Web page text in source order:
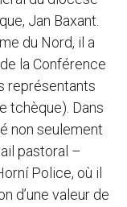
Jan Baxant.
du Nord, il a
la Conférence
représentants
tchèque). Dans
non seulement
pastoral –
Police, où il
d’une valeur de